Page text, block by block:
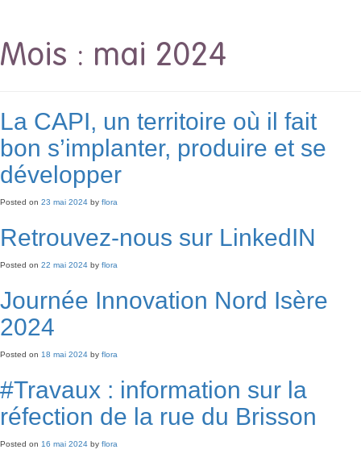
Mois : mai 2024
La CAPI, un territoire où il fait
bon s’implanter, produire et se
développer
Posted on 23 mai 2024 by flora
Retrouvez-nous sur LinkedIN
Posted on 22 mai 2024 by flora
Journée Innovation Nord Isère
2024
Posted on 18 mai 2024 by flora
#Travaux : information sur la
réfection de la rue du Brisson
Posted on 16 mai 2024 by flora